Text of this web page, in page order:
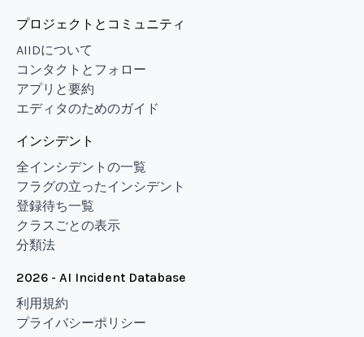
プロジェクトとコミュニティ
AIIDについて
コンタクトとフォロー
アプリと要約
エディタのためのガイド
インシデント
全インシデントの一覧
フラグの立ったインシデント
登録待ち一覧
クラスごとの表示
分類法
2026 - AI Incident Database
利用規約
プライバシーポリシー